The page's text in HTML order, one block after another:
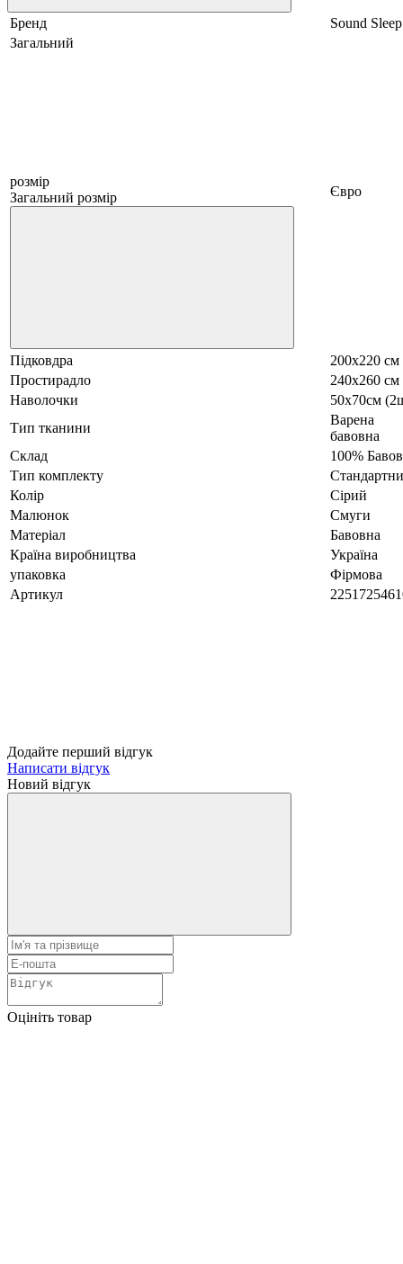
Бренд
Sound Sleep
Загальний
розмір
Загальний розмір
Євро
Підковдра
200х220 см
Простирадло
240х260 см
Наволочки
50х70см
Тип тканини
Варена
бавовна
Склад
100%
Тип комплекту
Колір
Сірий
Малюнок
Смуги
Матеріал
Бавовна
Країна виробництва
Україна
упаковка
Фірмова
Артикул
Додайте перший відгук
Написати відгук
Новий відгук
Оцініть товар